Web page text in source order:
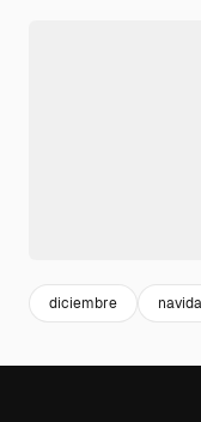
diciembre